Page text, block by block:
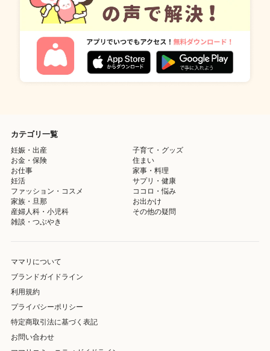
カテゴリ一覧
妊娠・出産
子育て・グッズ
お金・保険
住まい
お仕事
家事・料理
妊活
サプリ・健康
ファッション・コスメ
ココロ・悩み
家族・旦那
お出かけ
産婦人科・小児科
その他の疑問
雑談・つぶやき
ママリについて
ブランドガイドライン
利用規約
プライバシーポリシー
特定商取引法に基づく表記
お問い合わせ